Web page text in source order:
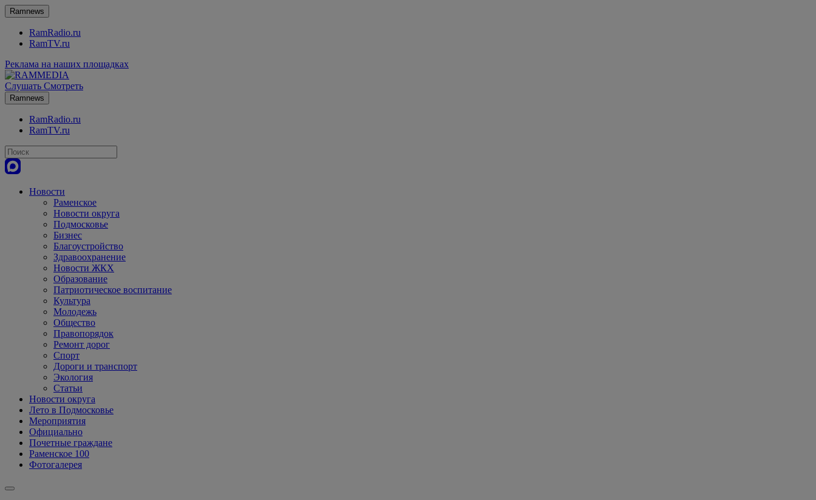
Ramnews
RamRadio.ru
RamTV.ru
Реклама на наших площадках
Слушать Смотреть
Ramnews
RamRadio.ru
RamTV.ru
Новости
Раменское
Новости округа
Подмосковье
Бизнес
Благоустройство
Здравоохранение
Новости ЖКХ
Образование
Патриотическое воспитание
Культура
Молодежь
Общество
Правопорядок
Ремонт дорог
Спорт
Дороги и транспорт
Экология
Статьи
Новости округа
Лето в Подмосковье
Мероприятия
Официально
Почетные граждане
Раменское 100
Фотогалерея